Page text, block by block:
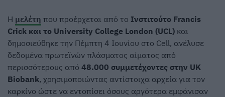
Η μελέτη που προέρχεται από το Ινστιτούτο Francis
Crick και το University College London (UCL) και
δημοσιεύθηκε την Πέμπτη 4 Ιουνίου στο Cell, ανέλυσε
δεδομένα πρωτεϊνών πλάσματος αίματος από
περισσότερους από 48.000 συμμετέχοντες στην UK
Biobank, χρησιμοποιώντας αντίστοιχα αρχεία για τον
καρκίνο ώστε να εντοπίσει όσους αργότερα εμφάνισαν